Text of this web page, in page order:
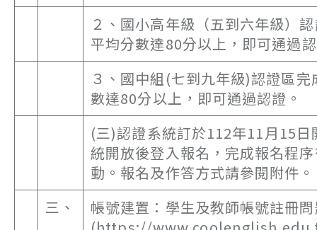
２、國小高年級（五到六年級）
平均分數達80分以上，即可通過
３、國中組(七到九年級)認證區
數達80分以上，即可通過認證。
(三)認證系統訂於112年11月15
統開放後登入報名，完成報名程
動。報名及作答方式請參閱附件。
三、
帳號建置：學生及教師帳號註冊